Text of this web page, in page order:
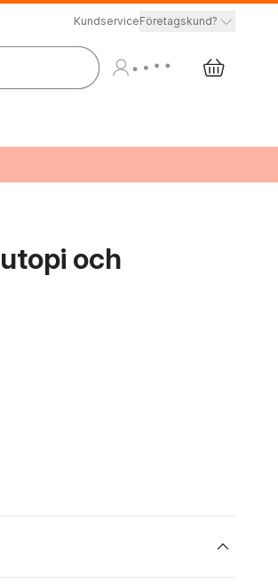
KundserviceFöretagskund?
och